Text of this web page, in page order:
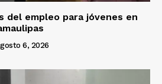
del empleo para jóvenes en
6, 2026